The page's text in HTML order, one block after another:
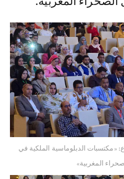
«مكتسبات الدبلوماسية الملكية في
المغربية»